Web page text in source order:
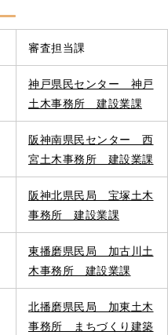
審査担当課
神戸県民センター 神戸
土木事務所 建設業課
阪神南県民センター 西
宮土木事務所 建設業課
阪神北県民局 宝塚土木
事務所 建設業課
東播磨県民局 加古川土
木事務所 建設業課
北播磨県民局 加東土木
事務所 まちづくり建築